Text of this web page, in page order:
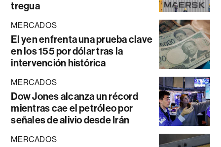
tregua
MERCADOS
El yen enfrenta una prueba clave
en los 155 por dólar tras la
intervención histórica
MERCADOS
Dow Jones alcanza un récord
mientras cae el petróleo por
señales de alivio desde Irán
MERCADOS